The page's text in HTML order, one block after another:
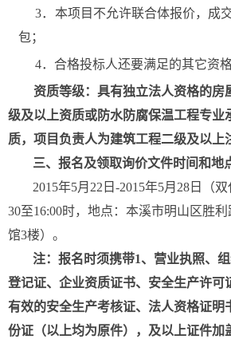
3．本项目不允许联合体报价，成
包；
4．合格投标人还要满足的其它资格
资质等级：具有独立法人资格的房
级及以上资质或防水防腐保温工程专业
质，项目负责人为建筑工程二级及以上
三、报名及领取询价文件时间和地
2015年5月22日-2015年5月28日（
30至16:00时，地点： 本溪市明山区胜
馆3楼）。
注：报名时须携带1、营业执照、
登记证、企业资质证书、安全生产许可
有效的安全生产考核证、法人资格证明
份证（以上均为原件），及以上证件加